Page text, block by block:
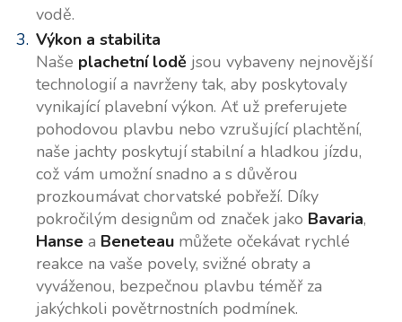
vodě.
Výkon a stabilita
Naše plachetní lodě jsou vybaveny nejnovější
technologií a navrženy tak, aby poskytovaly
vynikající plavební výkon. Ať už preferujete
pohodovou plavbu nebo vzrušující plachtění,
naše jachty poskytují stabilní a hladkou jízdu,
což vám umožní snadno a s důvěrou
prozkoumávat chorvatské pobřeží. Díky
pokročilým designům od značek jako Bavaria,
Hansea Beneteaumůžete očekávat rychlé
reakce na vaše povely, svižné obraty a
vyváženou, bezpečnou plavbu téměř za
jakýchkoli povětrnostních podmínek.